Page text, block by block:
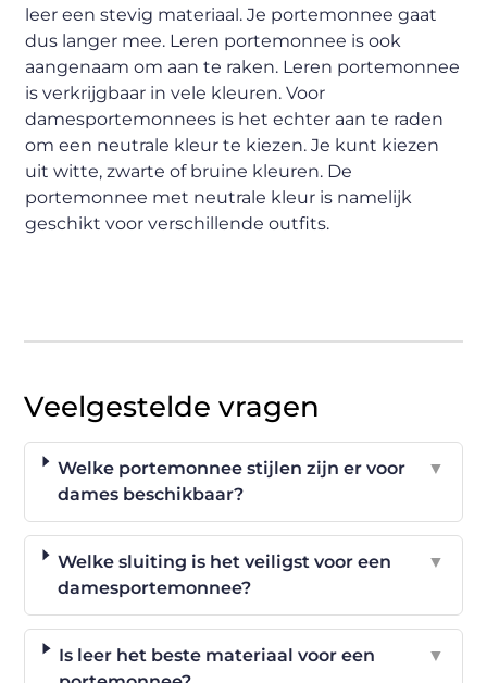
leer een stevig materiaal. Je portemonnee gaat
dus langer mee. Leren portemonnee is ook
aangenaam om aan te raken. Leren portemonnee
is verkrijgbaar in vele kleuren. Voor
damesportemonnees is het echter aan te raden
om een ​​neutrale kleur te kiezen. Je kunt kiezen
uit witte, zwarte of bruine kleuren. De
portemonnee met neutrale kleur is namelijk
geschikt voor verschillende outfits.
Veelgestelde vragen
Welke portemonnee stijlen zijn er voor
dames beschikbaar?
▼
Welke sluiting is het veiligst voor een
damesportemonnee?
▼
Is leer het beste materiaal voor een
▼